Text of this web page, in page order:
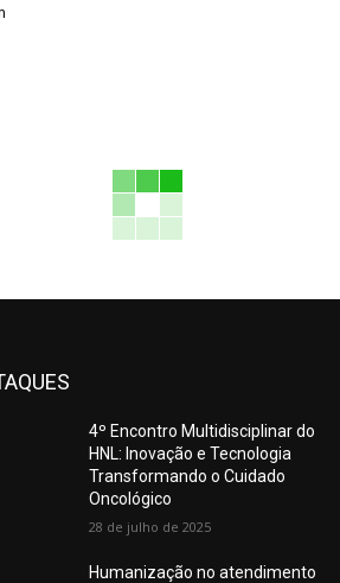
4º Encontro Multidisciplinar do
HNL: Inovação e Tecnologia
Transformando o Cuidado
Oncológico
28 de julho de 2025
Humanização no atendimento